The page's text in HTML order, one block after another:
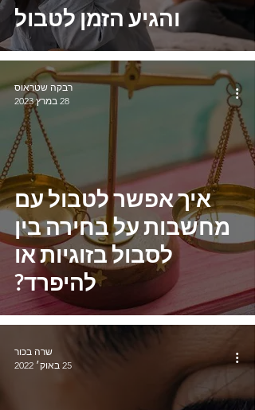
והגיע הזמן לטבול
איך אפשר לטבול עם
מחשבות על בחירה בין
לסבול בזוגיות או
להיפרד?
רבקה שטראוס
28 במרץ 2023
שרה בכור
25 באוק׳ 2022